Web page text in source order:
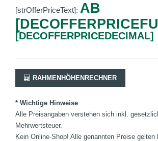
[strOfferPriceText]: AB
[DECOFFERPRICEDECIMAL]
RAHMENHÖHENRECHNER
* Wichtige Hinweise
Alle Preisangaben verstehen sich inkl.
Mehrwertsteuer.
Kein Online-Shop! Alle genannten Preise gelten